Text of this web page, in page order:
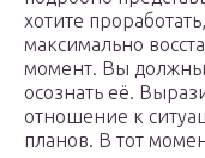
хотите
максимально
момент. Вы должны
осознать её.
отношение к
планов. В тот